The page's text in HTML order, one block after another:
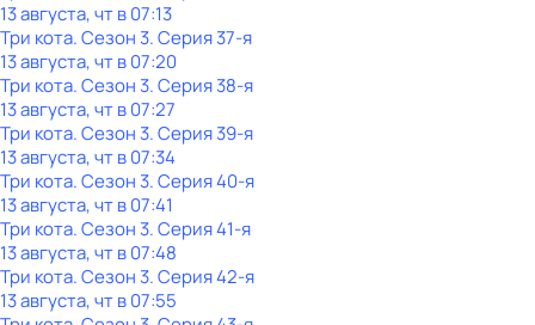
13 августа, чт в 07:13
Три кота. Сезон 3. Серия 37-я
13 августа, чт в 07:20
Три кота. Сезон 3. Серия 38-я
13 августа, чт в 07:27
Три кота. Сезон 3. Серия 39-я
13 августа, чт в 07:34
Три кота. Сезон 3. Серия 40-я
13 августа, чт в 07:41
Три кота. Сезон 3. Серия 41-я
13 августа, чт в 07:48
Три кота. Сезон 3. Серия 42-я
13 августа, чт в 07:55